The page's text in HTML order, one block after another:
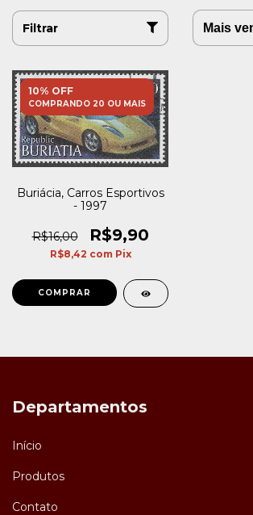
Filtrar
10% OFF
COMPRANDO 20 OU MAIS
Buriácia, Carros Esportivos
- 1997
R$16,00 R$9,90
R$8,42 com Pix
Departamentos
Início
Produtos
Contato